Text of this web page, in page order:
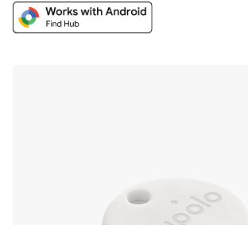
auf der In-App-Karte nach, wo sie
befinden, mithilfe von Millionen